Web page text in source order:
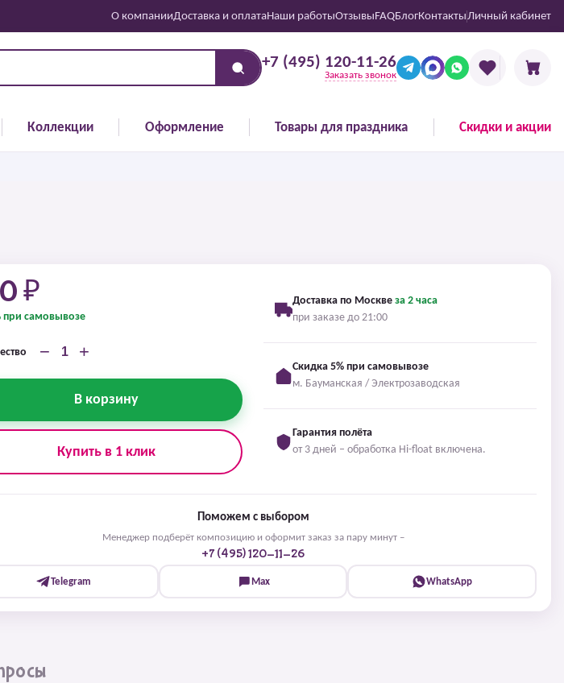
О компанииДоставка и оплатаНаши работыОтзывыFAQБлогКонтактыЛичный кабинет
+7 (495) 120-11-26
Заказать звонок
Коллекции Оформление Товары для праздника Скидки и акции
₽
при самовывозе
− +
В корзину
Купить в 1 клик
Доставка по Москве за 2 часа
при заказе до 21:00
Скидка 5% при самовывозе
м. Бауманская / Электрозаводская
Гарантия полёта
от 3 дней – обработка Hi-float включена.
Поможем с выбором
Менеджер подберёт композицию и оформит заказ за пару минут –
+7 (495) 120-11-26
Telegram Max WhatsApp